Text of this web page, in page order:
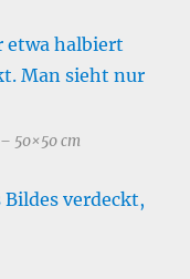
50×50 cm